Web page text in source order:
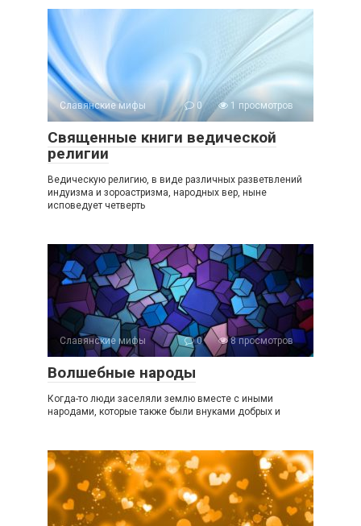
Славянские мифы 0 1 просмотров
Священные книги ведической
религии
Ведическую религию, в виде различных разветвлений
индуизма и зороастризма, народных вер, ныне
исповедует четверть
Славянские мифы 0 8 просмотров
Волшебные народы
Когда-то люди заселяли землю вместе с иными
народами, которые также были внуками добрых и